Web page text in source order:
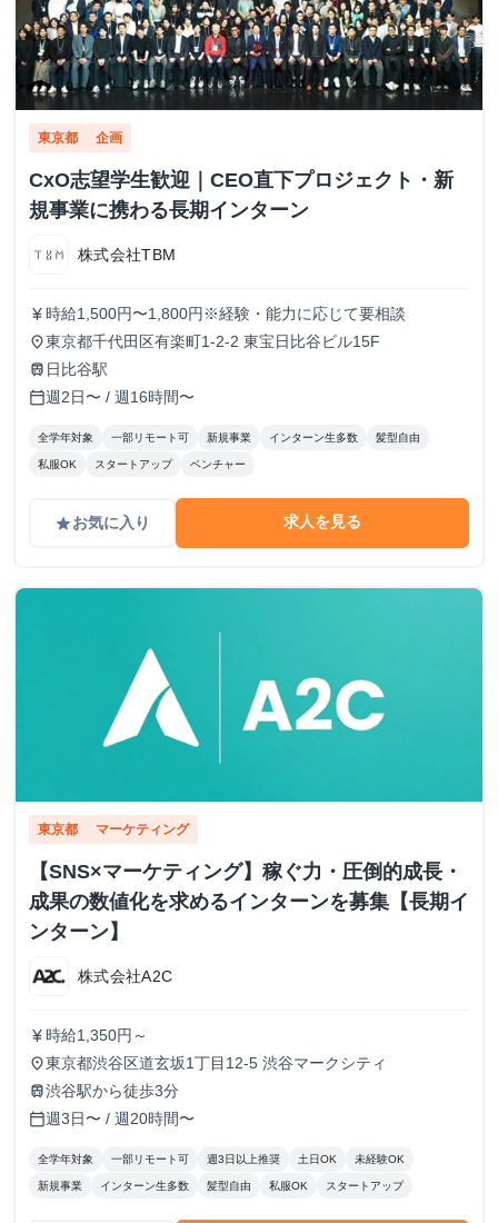
東京都 企画
CxO志望学生歓迎｜CEO直下プロジェクト・新
規事業に携わる長期インターン
株式会社TBM
currency_yen 時給1,500円〜1,800円※経験・能力に応じて要相談
place東京都千代田区有楽町1-2-2 東宝日比谷ビル15F
train 日比谷駅
calendar_today週2日〜 / 週16時間〜
全学年対象 一部リモート可 新規事業 インターン生多数 髪型自由
私服OK スタートアップ ベンチャー
gradeお気に入り 求人を見る
東京都 マーケティング
【SNS×マーケティング】稼ぐ力・圧倒的成長・
成果の数値化を求めるインターンを募集【長期イ
ンターン】
株式会社A2C
currency_yen 時給1,350円～
place東京都渋谷区道玄坂1丁目12-5 渋谷マークシティ
train渋谷駅から徒歩3分
calendar_today週3日〜 / 週20時間〜
全学年対象 一部リモート可 週3日以上推奨 土日OK 未経験OK
新規事業 インターン生多数 髪型自由 私服OK スタートアップ